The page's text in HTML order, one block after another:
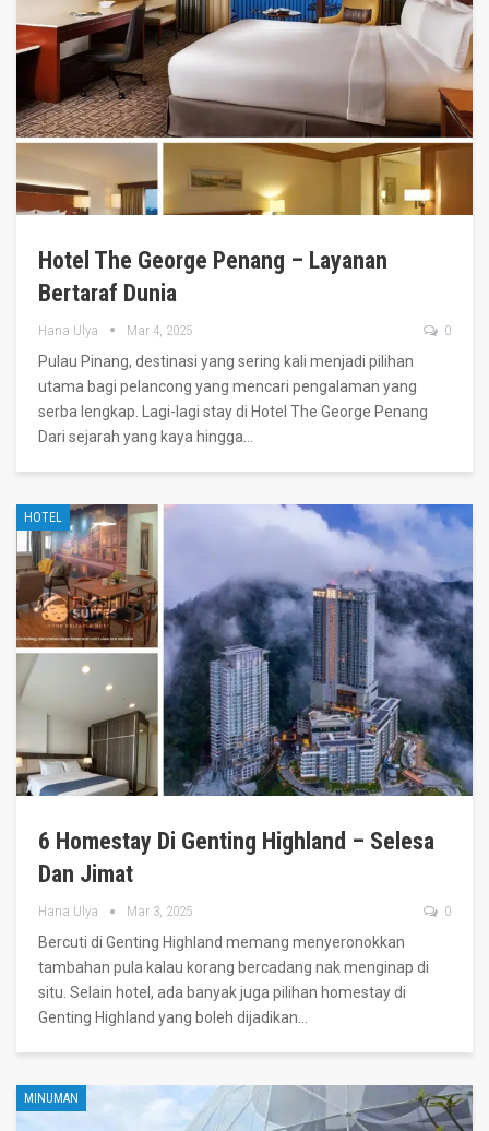
Hotel The George Penang – Layanan
Bertaraf Dunia
Hana Ulya Mar 4, 2025 0
Pulau Pinang, destinasi yang sering kali menjadi pilihan
utama bagi pelancong yang mencari pengalaman yang
serba lengkap. Lagi-lagi stay di Hotel The George Penang
Dari sejarah yang kaya hingga
HOTEL
6 Homestay Di Genting Highland – Selesa
Dan Jimat
Hana Ulya Mar 3, 2025 0
Bercuti di Genting Highland memang menyeronokkan
tambahan pula kalau korang bercadang nak menginap di
situ. Selain hotel, ada banyak juga pilihan homestay di
Genting Highland yang boleh dijadikan
MINUMAN